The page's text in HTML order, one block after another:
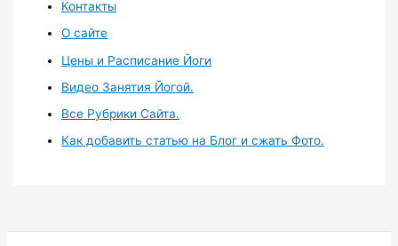
Контакты
О сайте
Цены и Расписание Йоги
Видео Занятия Йогой.
Все Рубрики Сайта.
Как добавить статью на Блог и сжать Фото.